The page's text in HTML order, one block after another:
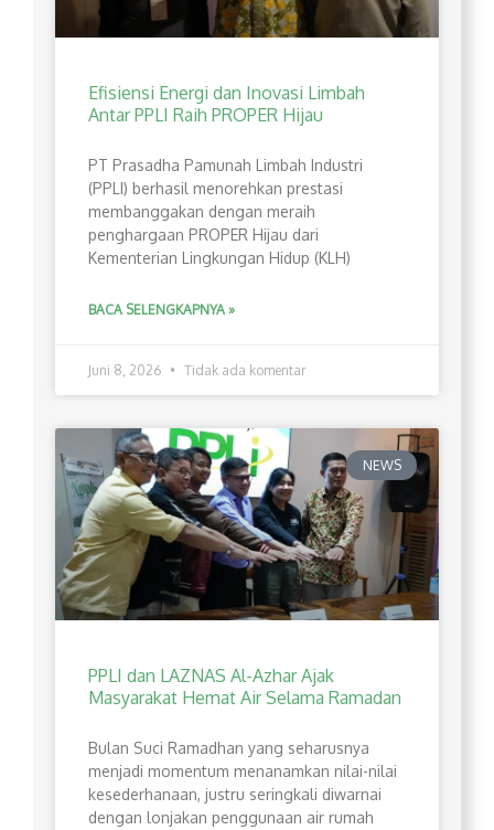
Efisiensi Energi dan Inovasi Limbah
Antar PPLI Raih PROPER Hijau
PT Prasadha Pamunah Limbah Industri
(PPLI) berhasil menorehkan prestasi
membanggakan dengan meraih
penghargaan PROPER Hijau dari
Kementerian Lingkungan Hidup (KLH)
BACA SELENGKAPNYA »
Juni 8, 2026 Tidak ada komentar
NEWS
PPLI dan LAZNAS Al-Azhar Ajak
Masyarakat Hemat Air Selama Ramadan
Bulan Suci Ramadhan yang seharusnya
menjadi momentum menanamkan nilai-nilai
kesederhanaan, justru seringkali diwarnai
dengan lonjakan penggunaan air rumah